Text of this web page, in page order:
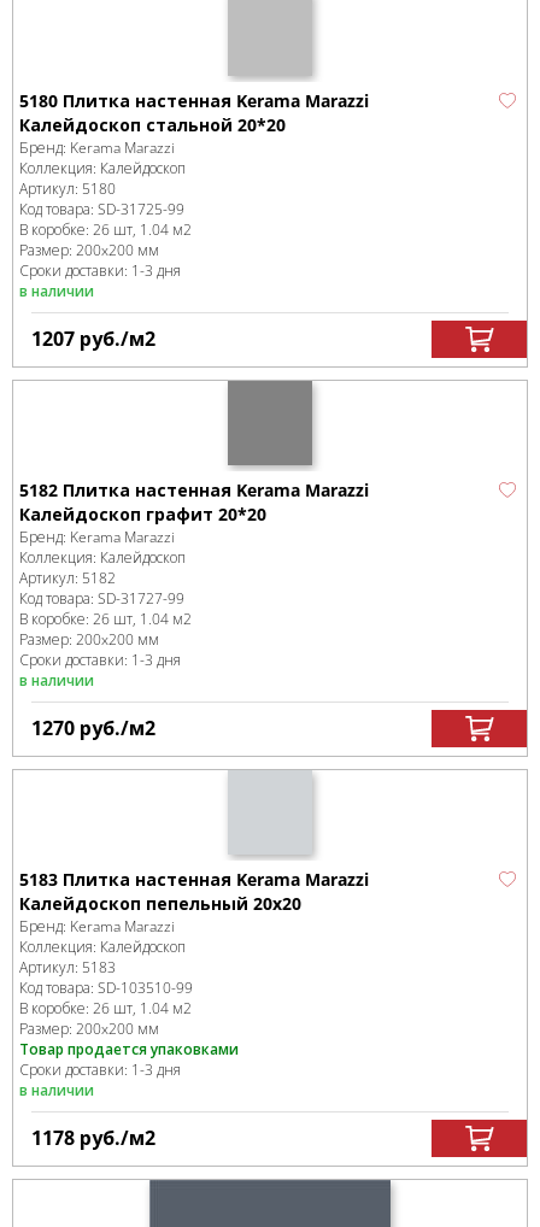
5180 Плитка настенная Kerama Marazzi
Калейдоскоп стальной 20*20
Бренд: Kerama Marazzi
Коллекция: Калейдоскоп
Артикул: 5180
Код товара: SD-31725-99
В коробке: 26 шт, 1.04 м2
Размер: 200x200 мм
Сроки доставки: 1-3 дня
в наличии
1207 руб./м2
5182 Плитка настенная Kerama Marazzi
Калейдоскоп графит 20*20
Бренд: Kerama Marazzi
Коллекция: Калейдоскоп
Артикул: 5182
Код товара: SD-31727-99
В коробке: 26 шт, 1.04 м2
Размер: 200x200 мм
Сроки доставки: 1-3 дня
в наличии
1270 руб./м2
5183 Плитка настенная Kerama Marazzi
Калейдоскоп пепельный 20x20
Бренд: Kerama Marazzi
Коллекция: Калейдоскоп
Артикул: 5183
Код товара: SD-103510-99
В коробке: 26 шт, 1.04 м2
Размер: 200x200 мм
Товар продается упаковками
Сроки доставки: 1-3 дня
в наличии
1178 руб./м2